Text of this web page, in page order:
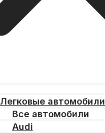
Легковые автомобили
Все автомобили
Audi